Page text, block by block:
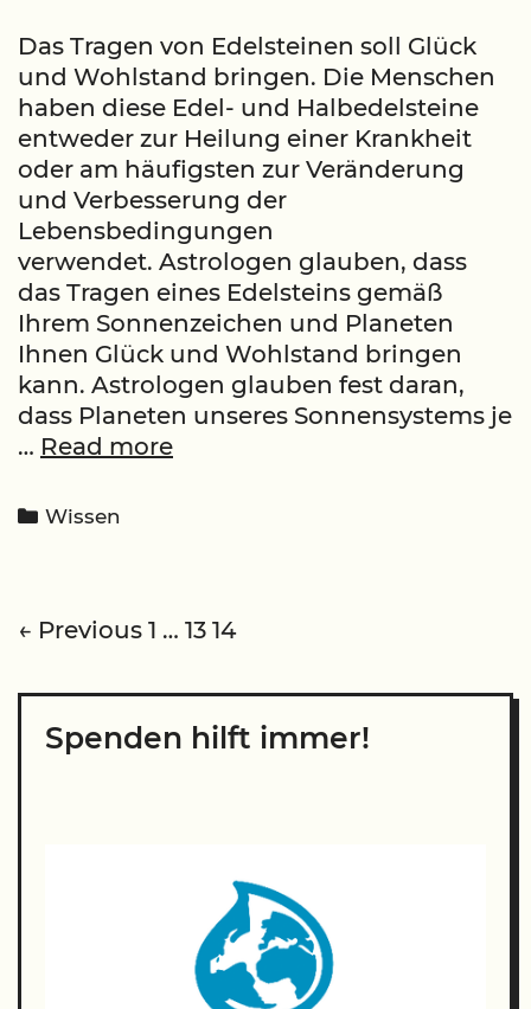
Das Tragen von Edelsteinen soll Glück
und Wohlstand bringen. Die Menschen
haben diese Edel- und Halbedelsteine ​​
entweder zur Heilung einer Krankheit
oder am häufigsten zur Veränderung
und Verbesserung der
Lebensbedingungen
verwendet. Astrologen glauben, dass
das Tragen eines Edelsteins gemäß
Ihrem Sonnenzeichen und Planeten
Ihnen Glück und Wohlstand bringen
kann. Astrologen glauben fest daran,
dass Planeten unseres Sonnensystems je
… Read moreWas
Categories
Wissen
Post
← Previous 1 … 13 14
Spenden hilft immer!